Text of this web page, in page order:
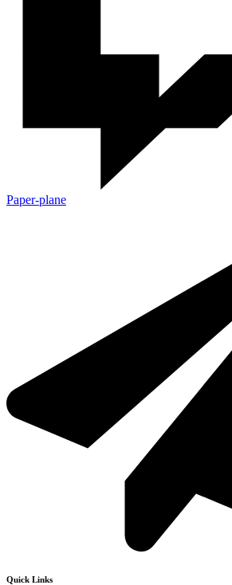
Paper-plane
Quick Links